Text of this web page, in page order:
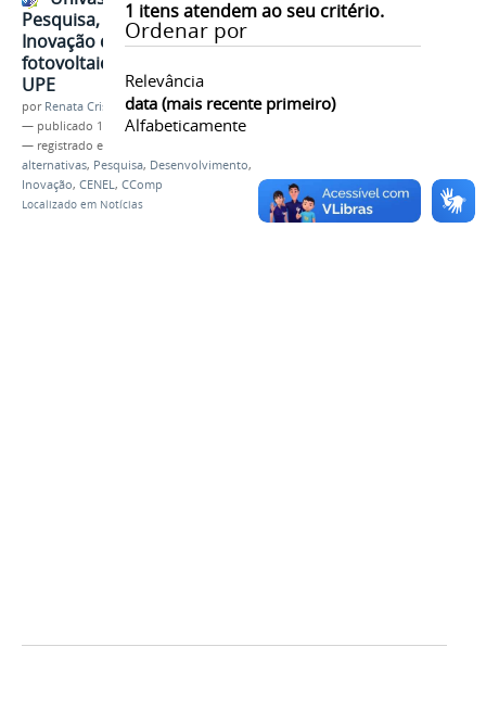
1 itens atendem ao seu critério.
Ordenar por
Relevância
data (mais recente primeiro)
Alfabeticamente
Pesquisa, Desenvolvimento e
Inovação de energia solar
fotovoltaica com Chesf, UFPE e
UPE
por Renata Cristina de Sá Barreto Freitas
— publicado 14/12/2020
— registrado em:
alternativas, Pesquisa, Desenvolvimento,
Inovação, CENEL , CComp
Localizado em Notícias